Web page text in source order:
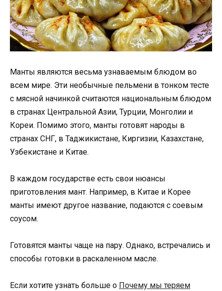
Манты являются весьма узнаваемым блюдом во
всем мире. Эти необычные пельмени в тонком тесте
с мясной начинкой считаются национальным блюдом
в странах Центральной Азии, Турции, Монголии и
Кореи. Помимо этого, манты готовят народы в
странах СНГ, в Таджикистане, Киргизии, Казахстане,
Узбекистане и Китае.
В каждом государстве есть свои нюансы
приготовления мант. Например, в Китае и Корее
манты имеют другое название, подаются с соевым
соусом.
Готовятся манты чаще на пару. Однако, встречались и
способы готовки в раскаленном масле.
Если хотите узнать больше о Почему мы теряем